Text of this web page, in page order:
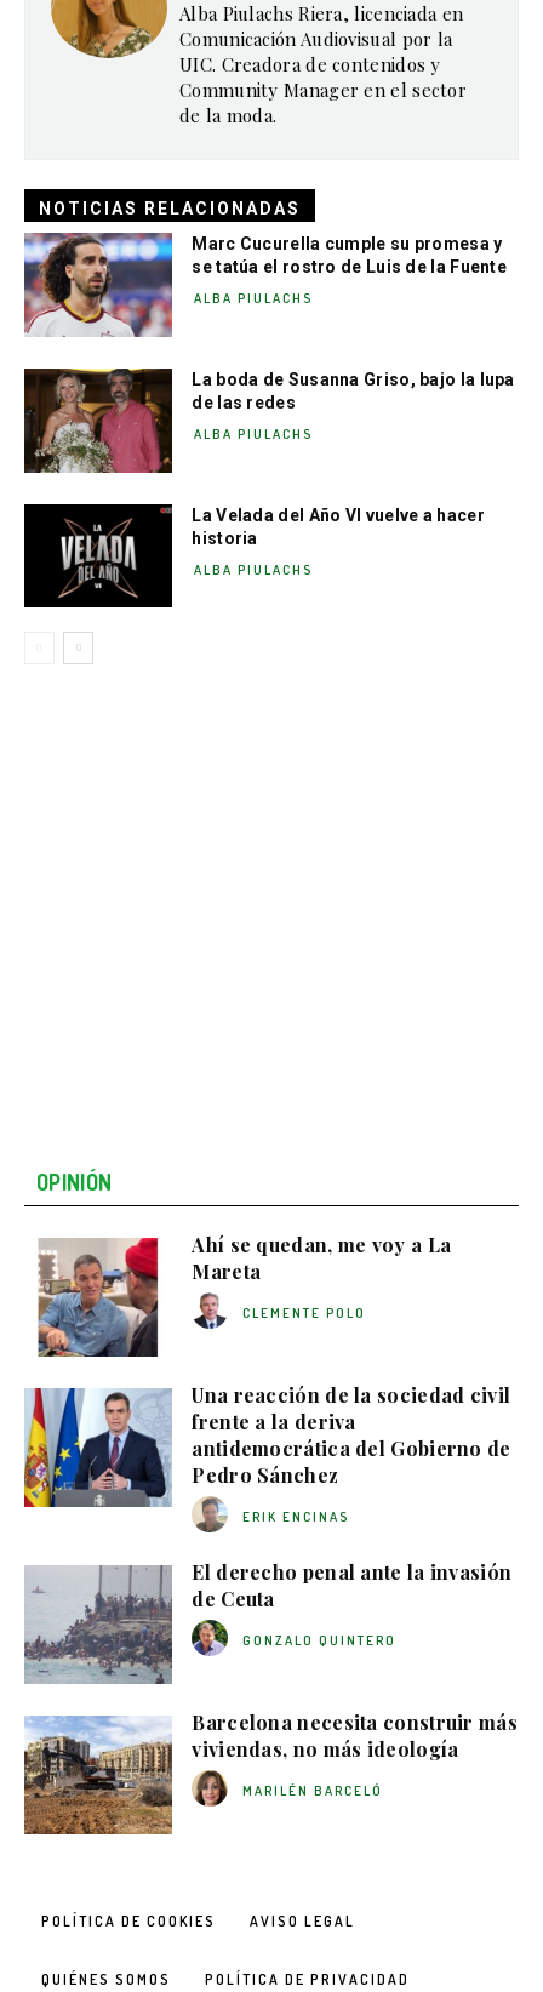
Alba Piulachs Riera, licenciada en
Comunicación Audiovisual por la
UIC. Creadora de contenidos y
Community Manager en el sector
de la moda.
NOTICIAS RELACIONADAS
Marc Cucurella cumple su promesa y
se tatúa el rostro de Luis de la Fuente
ALBA PIULACHS
La boda de Susanna Griso, bajo la lupa
de las redes
ALBA PIULACHS
La Velada del Año VI vuelve a hacer
historia
ALBA PIULACHS
OPINIÓN
Ahí se quedan, me voy a La
Mareta
CLEMENTE POLO
Una reacción de la sociedad civil
frente a la deriva
antidemocrática del Gobierno de
Pedro Sánchez
ERIK ENCINAS
El derecho penal ante la invasión
de Ceuta
GONZALO QUINTERO
Barcelona necesita construir más
viviendas, no más ideología
MARILÉN BARCELÓ
POLÍTICA DE COOKIES AVISO LEGAL
QUIÉNES SOMOS POLÍTICA DE PRIVACIDAD